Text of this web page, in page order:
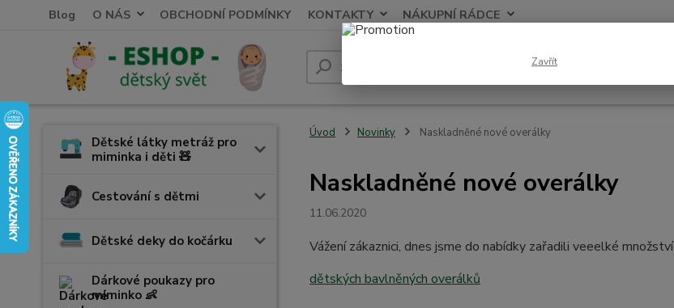
Blog O NÁS OBCHODNÍ PODMÍNKY KONTAKTY NÁKUPNÍ RÁDCE
Hledat
Dětské látky metráž pro
miminka i děti 🧸
Cestování s dětmi
Dětské deky do kočárku
Dárkové poukazy pro
miminko 👶
Úvod Novinky Naskladněné nové overálky
Naskladněné nové overálky
11.06.2020
Vážení zákaznici, dnes jsme do nabídky zařadili veeelké množství
dětských bavlněných overálků
Zavřít